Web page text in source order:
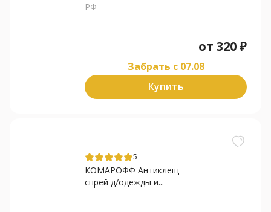
РФ
от 320₽
Забрать c 07.08
Купить
5
КОМАРОФФ Антиклещ
спрей д/одежды и...